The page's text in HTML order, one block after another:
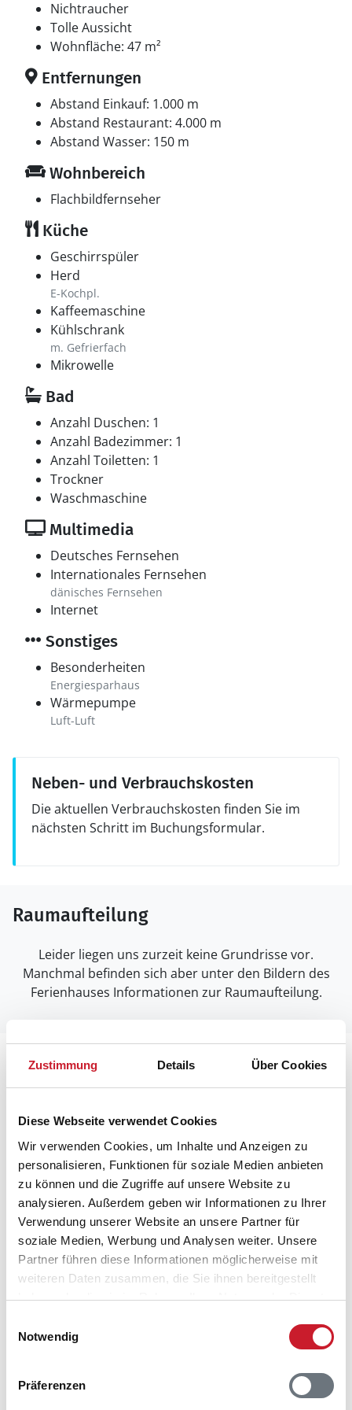
Zustimmung Details Über Cookies
Diese Webseite verwendet Cookies
Wir verwenden Cookies, um Inhalte und Anzeigen zu
personalisieren, Funktionen für soziale Medien anbieten
zu können und die Zugriffe auf unsere Website zu
analysieren. Außerdem geben wir Informationen zu Ihrer
Verwendung unserer Website an unsere Partner für
soziale Medien, Werbung und Analysen weiter. Unsere
Partner führen diese Informationen möglicherweise mit
weiteren Daten zusammen, die Sie ihnen bereitgestellt
haben oder die sie im Rahmen Ihrer Nutzung der Dienste
Notwendig
Präferenzen
Nichtraucher
Tolle Aussicht
Wohnfläche: 47 m²
Entfernungen
Abstand Einkauf: 1.000 m
Abstand Restaurant: 4.000 m
Abstand Wasser: 150 m
Wohnbereich
Flachbildfernseher
Küche
Geschirrspüler
Herd
E-Kochpl.
Kaffeemaschine
Kühlschrank
m. Gefrierfach
Mikrowelle
Bad
Anzahl Duschen: 1
Anzahl Badezimmer: 1
Anzahl Toiletten: 1
Trockner
Waschmaschine
Multimedia
Deutsches Fernsehen
Internationales Fernsehen
dänisches Fernsehen
Internet
Sonstiges
Besonderheiten
Energiesparhaus
Wärmepumpe
Luft-Luft
Neben- und Verbrauchskosten
Die aktuellen Verbrauchskosten finden Sie im
nächsten Schritt im Buchungsformular.
Raumaufteilung
Leider liegen uns zurzeit keine Grundrisse vor.
Manchmal befinden sich aber unter den Bildern des
Ferienhauses Informationen zur Raumaufteilung.
Lageplan
Ferienhaus 43812
Fiskervej 35L
Mommark
6470 Sydals